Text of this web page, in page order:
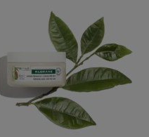
3
σε
1
με
Βιολογικό
βούτυρο
Cupuaçu